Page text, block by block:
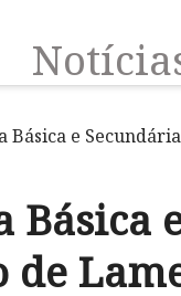
Básica e
Básica
de